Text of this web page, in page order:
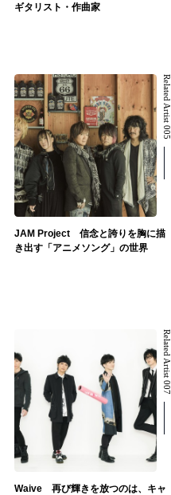
ギタリスト・作曲家
Related Artist 005
JAM Project 信念と誇りを胸に描
き出す「アニメソング」の世界
Related Artist 007
Waive 再び輝きを放つのは、キャ